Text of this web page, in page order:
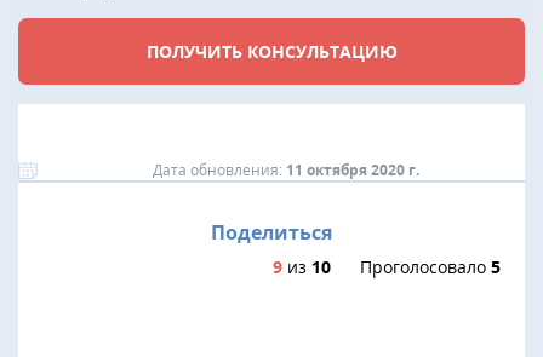
ПОЛУЧИТЬ КОНСУЛЬТАЦИЮ
Дата обновления: 11 октября 2020 г.
Поделиться
9 из 10 Проголосовало 5